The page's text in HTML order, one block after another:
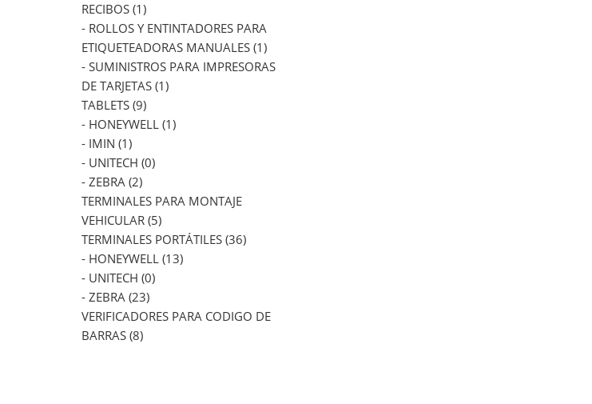
RECIBOS (1)
- ROLLOS Y ENTINTADORES PARA
ETIQUETEADORAS MANUALES (1)
- SUMINISTROS PARA IMPRESORAS
DE TARJETAS (1)
TABLETS (9)
- HONEYWELL (1)
- IMIN (1)
- UNITECH (0)
- ZEBRA (2)
TERMINALES PARA MONTAJE
VEHICULAR (5)
TERMINALES PORTÁTILES (36)
- HONEYWELL (13)
- UNITECH (0)
- ZEBRA (23)
VERIFICADORES PARA CODIGO DE
BARRAS (8)